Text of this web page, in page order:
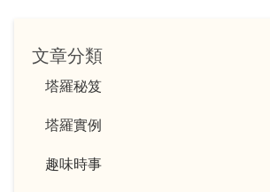
文章分類
塔羅秘笈
塔羅實例
趣味時事